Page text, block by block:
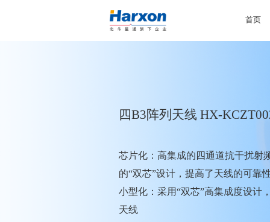
首页
四B3阵列天线 HX-
芯片化：高集成的四通道抗干扰射
的“双芯”设计，提高了天线的可靠
小型化：采用“双芯”高集成度设计
天线